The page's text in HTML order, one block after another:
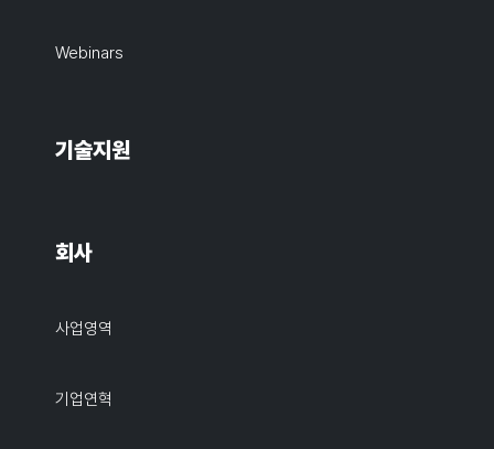
Webinars
기술지원
회사
사업영역
기업연혁